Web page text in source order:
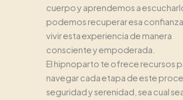
cuerpo y aprendemos a
podemos recuperar esa confianza
vivir esta experiencia de manera
consciente y empoderada.
El hipnoparto te ofrece recursos
navegar cada etapa de este
seguridad y serenidad, sea cual